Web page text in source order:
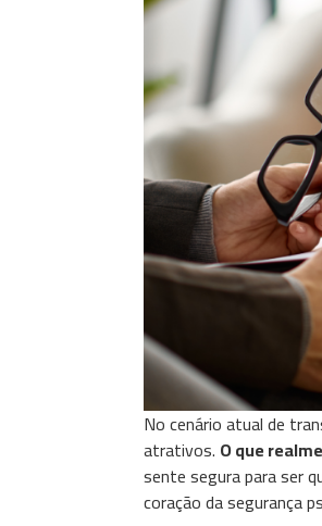
No cenário atual de
atrativos. O que
sente segura para ser
coração da segurança